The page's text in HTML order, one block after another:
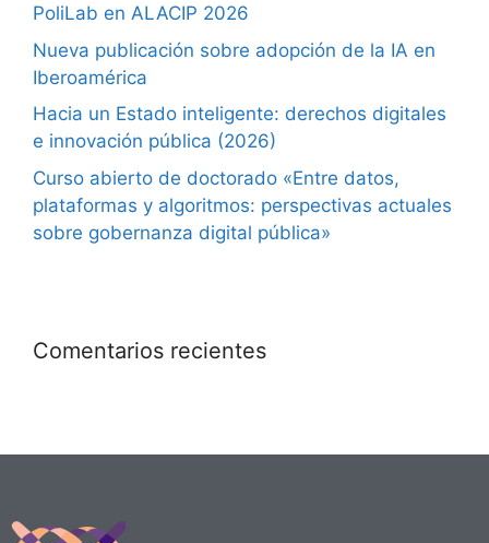
PoliLab en ALACIP 2026
Nueva publicación sobre adopción de la IA en
Iberoamérica
Hacia un Estado inteligente: derechos digitales
e innovación pública (2026)
Curso abierto de doctorado «Entre datos,
plataformas y algoritmos: perspectivas actuales
sobre gobernanza digital pública»
Comentarios recientes